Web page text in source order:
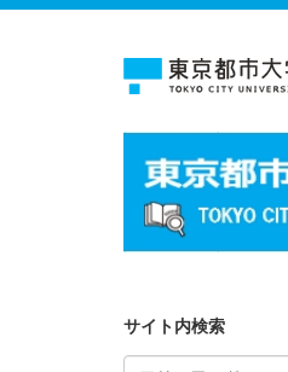
サイト内検索